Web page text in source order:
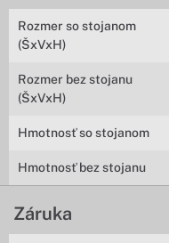
Rozmer so stojanom
(ŠxVxH)
Rozmer bez stojanu
(ŠxVxH)
Hmotnosť so stojanom
Hmotnosť bez stojanu
Záruka